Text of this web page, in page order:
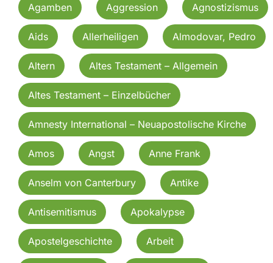
Agamben Aggression Agnostizismus
Aids Allerheiligen Almodovar, Pedro
Altern Altes Testament – Allgemein
Altes Testament – Einzelbücher
Amnesty International – Neuapostolische Kirche
Amos Angst Anne Frank
Anselm von Canterbury Antike
Antisemitismus Apokalypse
Apostelgeschichte Arbeit